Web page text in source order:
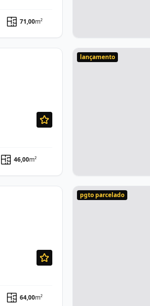
71,00m²
46,00m²
lançamento
64,00m²
pgto parcelado